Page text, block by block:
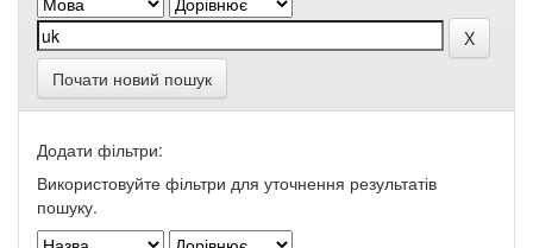
Почати новий пошук
Додати фільтри:
Використовуйте фільтри для уточнення результатів
пошуку.